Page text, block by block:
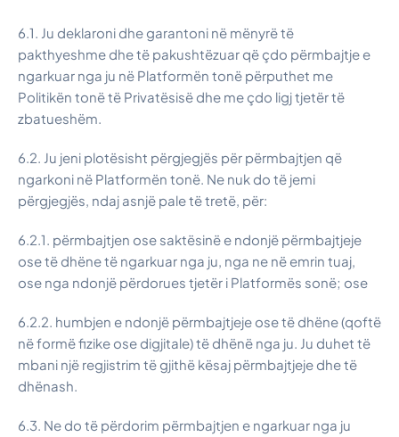
6.1. Ju deklaroni dhe garantoni në mënyrë të
pakthyeshme dhe të pakushtëzuar që çdo përmbajtje e
ngarkuar nga ju në Platformën tonë përputhet me
Politikën tonë të Privatësisë dhe me çdo ligj tjetër të
zbatueshëm.
6.2. Ju jeni plotësisht përgjegjës për përmbajtjen që
ngarkoni në Platformën tonë. Ne nuk do të jemi
përgjegjës, ndaj asnjë pale të tretë, për:
6.2.1. përmbajtjen ose saktësinë e ndonjë përmbajtjeje
ose të dhëne të ngarkuar nga ju, nga ne në emrin tuaj,
ose nga ndonjë përdorues tjetër i Platformës sonë; ose
6.2.2. humbjen e ndonjë përmbajtjeje ose të dhëne (qoftë
në formë fizike ose digjitale) të dhënë nga ju. Ju duhet të
mbani një regjistrim të gjithë kësaj përmbajtjeje dhe të
dhënash.
6.3. Ne do të përdorim përmbajtjen e ngarkuar nga ju